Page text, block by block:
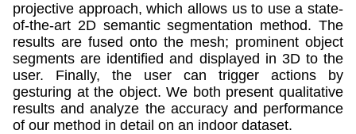
projective approach, which allows us to use a state-
of-the-art 2D semantic segmentation method. The
results are fused onto the mesh; prominent object
segments are identified and displayed in 3D to the
user. Finally, the user can trigger actions by
gesturing at the object. We both present qualitative
results and analyze the accuracy and performance
of our method in detail on an indoor dataset.